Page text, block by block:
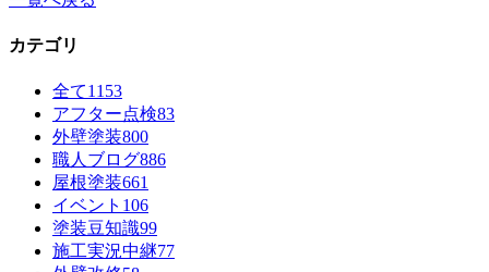
カテゴリ
全て1153
アフター点検83
外壁塗装800
職人ブログ886
屋根塗装661
イベント 106
塗装豆知識99
施工実況中継77